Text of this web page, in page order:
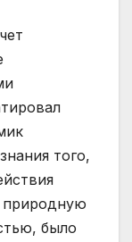
того,
природную
было